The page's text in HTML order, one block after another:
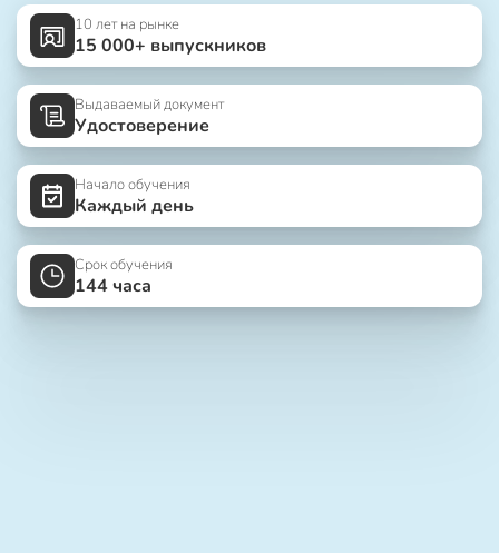
10 лет на рынке
15 000+ выпускников
Выдаваемый документ
Удостоверение
Начало обучения
Каждый день
Срок обучения
144 часа